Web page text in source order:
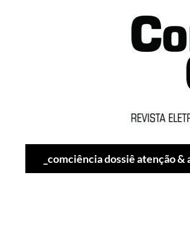
_comciência dossiê atenção &